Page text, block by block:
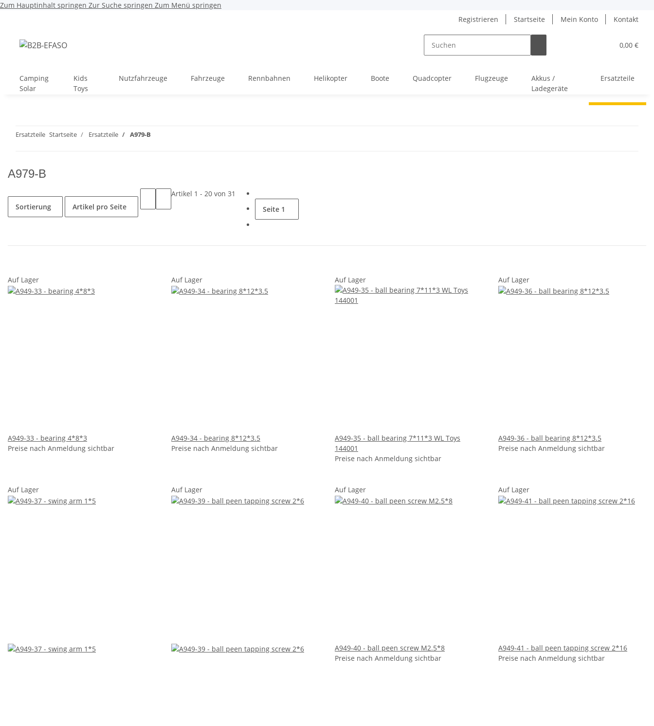
Zum Hauptinhalt springen Zur Suche springen Zum Menü springen
Registrieren
Startseite Mein Konto Kontakt
0,00 €
Camping
Solar
Kids
Toys
Nutzfahrzeuge Fahrzeuge Rennbahnen Helikopter Boote Quadcopter Flugzeuge
Akkus /
Ladegeräte
Ersatzteile
Ersatzteile Startseite Ersatzteile A979-B
A979-B
Sortierung Artikel pro Seite
Artikel 1 - 20 von 31
Seite 1
Auf Lager
A949-33 - bearing 4*8*3
Preise nach Anmeldung sichtbar
Auf Lager
A949-34 - bearing 8*12*3.5
Preise nach Anmeldung sichtbar
Auf Lager
A949-35 - ball bearing 7*11*3 WL Toys
144001
Preise nach Anmeldung sichtbar
Auf Lager
A949-36 - ball bearing 8*12*3.5
Preise nach Anmeldung sichtbar
Auf Lager Auf Lager Auf Lager
A949-40 - ball peen screw M2.5*8
Preise nach Anmeldung sichtbar
Auf Lager
A949-41 - ball peen tapping screw 2*16
Preise nach Anmeldung sichtbar